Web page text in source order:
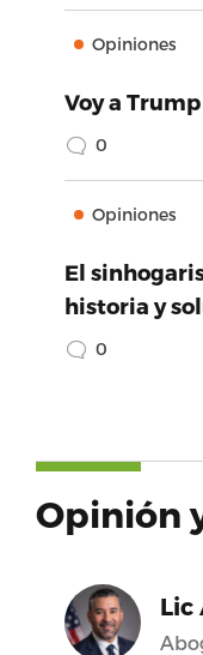
Opiniones
Voy a
0
Opiniones
El
historia y
0
Opinión
Lic